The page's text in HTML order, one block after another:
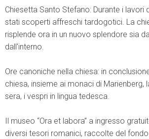
Chiesetta Santo Stefano: Durante i lavori
stati scoperti affreschi tardogotici. La
risplende ora in un nuovo splendore sia
dall'interno.
Ore canoniche nella chiesa: in
chiesa, insieme ai monaci di Marienberg,
sera, i vespri in lingua tedesca.
Il museo “Ora et labora” a ingresso
diversi tesori romanici, raccolte del